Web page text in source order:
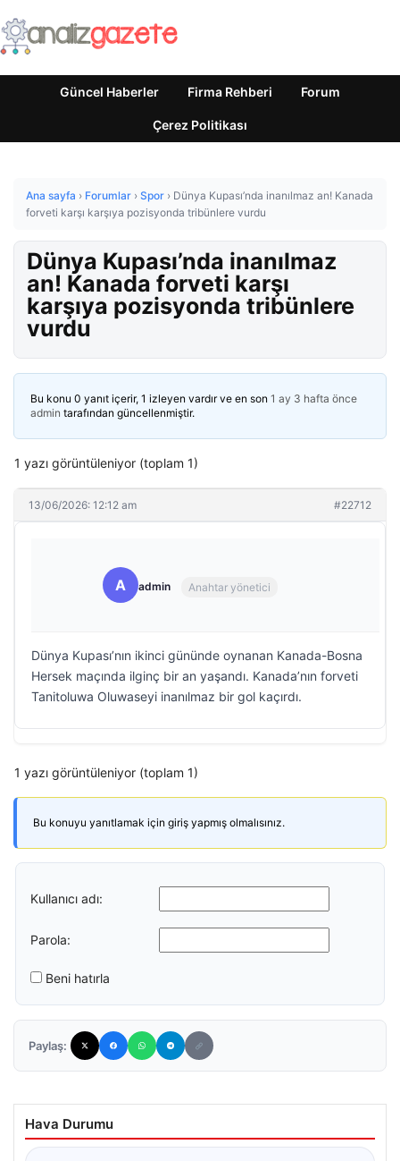
Güncel Haberler Firma Rehberi Forum
Çerez Politikası
Ana sayfa › Forumlar › Spor › Dünya Kupası’nda inanılmaz an! Kanada
forveti karşı karşıya pozisyonda tribünlere vurdu
Dünya Kupası’nda inanılmaz
an! Kanada forveti karşı
karşıya pozisyonda tribünlere
vurdu
Bu konu 0 yanıt içerir, 1 izleyen vardır ve en son 1 ay 3 hafta önce
admin tarafından güncellenmiştir.
1 yazı görüntüleniyor (toplam 1)
13/06/2026: 12:12 am #22712
A admin Anahtar yönetici
Dünya Kupası’nın ikinci gününde oynanan Kanada-Bosna
Hersek maçında ilginç bir an yaşandı. Kanada’nın forveti
Tanitoluwa Oluwaseyi inanılmaz bir gol kaçırdı.
1 yazı görüntüleniyor (toplam 1)
Bu konuyu yanıtlamak için giriş yapmış olmalısınız.
Kullanıcı adı:
Parola:
Beni hatırla
Paylaş:
Hava Durumu